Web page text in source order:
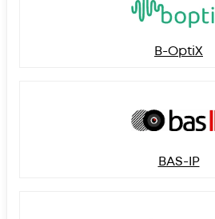
B-OptiX
BAS-IP